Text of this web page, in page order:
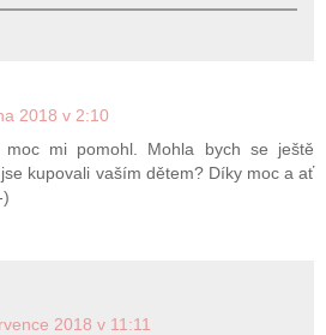
2018 v 2:10
moc mi pomohl. Mohla bych se ještě
kupovali vaším dětem? Díky moc a ať
2018 v 11:11